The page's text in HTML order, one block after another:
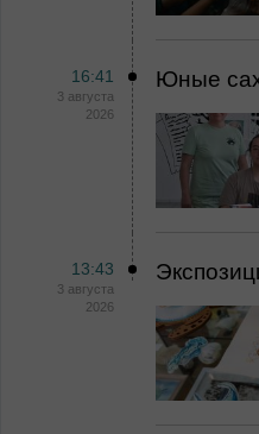
16:41
3 августа
2026
Юные
13:43
3 августа
2026